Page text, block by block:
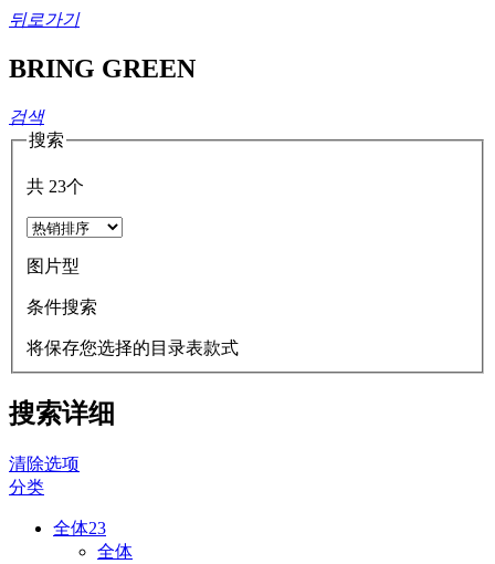
뒤로가기
BRING GREEN
검색
搜索
共 23个
图片型
条件搜索
将保存您选择的目录表款式
搜索详细
清除选项
分类
全体23
全体